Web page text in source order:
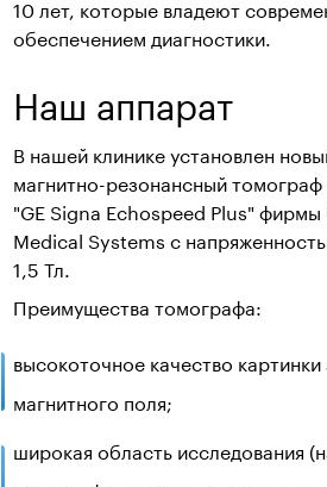
10 лет, которые владеют
обеспечением диагностики.
Наш аппарат
В нашей клинике установлен
магнитно-резонансный томограф
"GE Signa Echospeed Plus"
Medical Systems с
1,5 Тл.
Преимущества томографа:
высокоточное качество картинки
магнитного поля;
широкая область исследования